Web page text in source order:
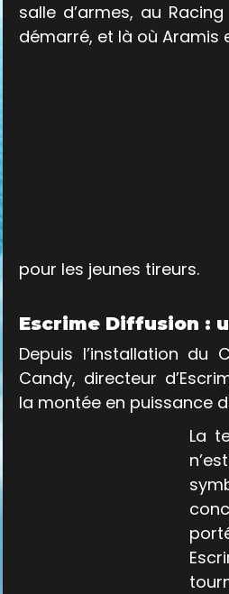
salle d’armes, au
démarré, et là où Aramis
pour les jeunes tireurs.
Escrime Diffusion :
Depuis l’installation du
Candy, directeur
la montée en puissance
La